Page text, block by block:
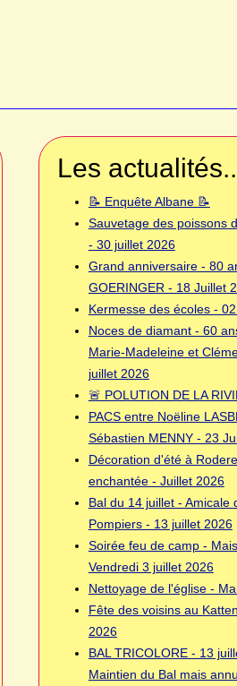
Les
📝 Enquête Albane 📝
Sauvetage des poissons
- 30 juillet 2026
Grand anniversaire - 80
GOERINGER - 18 Juillet
Kermesse des écoles -
Noces de diamant - 60
Marie-Madeleine et
juillet 2026
🚨 POLUTION DE LA
PACS entre Noëline
Sébastien MENNY - 23
Décoration d'été à
enchantée - Juillet 2026
Bal du 14 juillet - Amicale
Pompiers - 13 juillet 2026
Soirée feu de camp -
Vendredi 3 juillet 2026
Nettoyage de l'église -
Fête des voisins au
2026
BAL TRICOLORE - 13
Maintien du Bal mais